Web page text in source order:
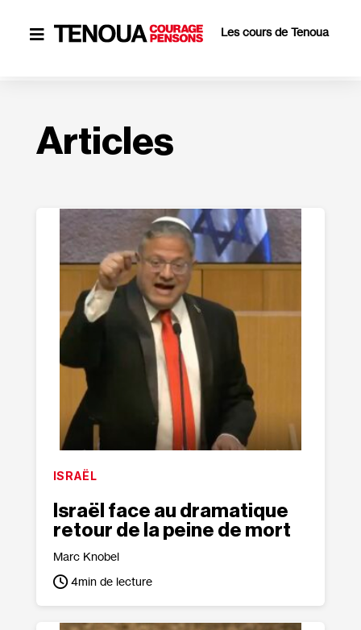
 Les cours de Tenoua
Articles
ISRAËL
Israël face au dramatique
retour de la peine de mort
Marc Knobel
4min de lecture